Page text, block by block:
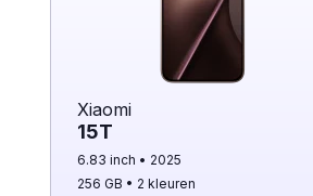
Xiaomi
15T
6.83 inch
2025
256 GB
2 kleuren